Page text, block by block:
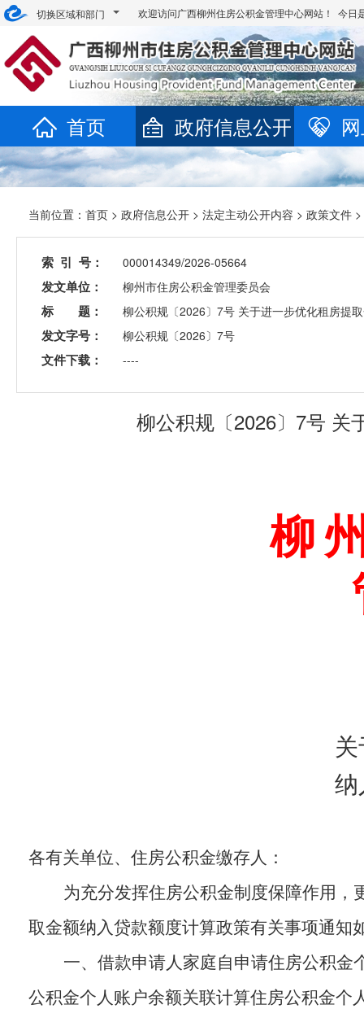
切换区域和部门 欢迎访问广西柳州住房公积金管理中心网站！ 今日
首页 政府信息公开
当前位置： 首页 > 政府信息公开 > 法定主动公开内容 > 政策文件
索 引 号： 000014349/2026-05664
发文单位： 柳州市住房公积金管理委员会
标 题： 柳公积规〔2026〕7号 关于进一步优化租房提
发文字号： 柳公积规〔2026〕7号
文件下载： ----
柳公积规〔2026〕7号 关
柳
纳
各有关单位、住房公积金缴存人：
为充分发挥住房公积金制度保障作用
取金额纳入贷款额度计算政策有关事项通知
一、借款申请人家庭自申请住房公积
公积金个人账户余额关联计算住房公积金个